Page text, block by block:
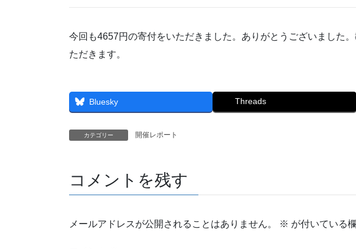
今回も4657円の寄付をいただきました。ありがとうございました
ただきます。
Bluesky Threads
カテゴリー 開催レポート
コメントを残す
メールアドレスが公開されることはありません。 ※ が付いている